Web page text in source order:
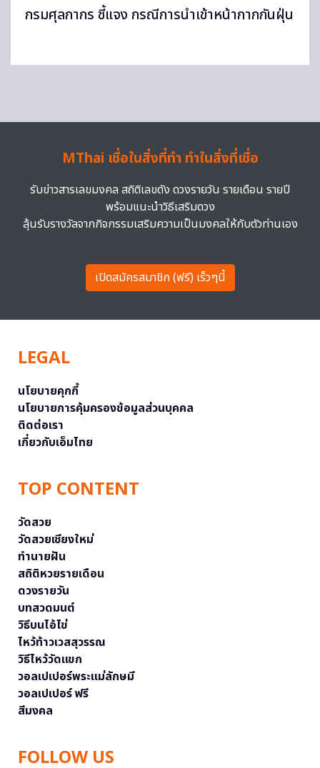
กรมศุลกากร ชี้แจง กรณีการนำเข้าหน้ากากกันฝุ่น
MThai เชื่อในสิ่งที่ทำ ทำในสิ่งที่เชื่อ
รับข่าวสารเลขมงคล สถิติเลขดัง ดวงรายวัน รายเดือน รายปี
พร้อมแนะนำวิธีเสริมดวง
ลุ้นรับรางวัลจากกิจกรรมเสริมความเป็นมงคลให้กับตัวท่านเอง
เปิดสมัครสมาชิก (ฟรี) เร็วๆนี้
LEGAL
นโยบายคุกกี้
นโยบายการคุ้มครองข้อมูลส่วนบุคคล
ติดต่อเรา
เกี่ยวกับเอ็มไทย
TOP CONTENT
วัดสวย
วัดสวยเชียงใหม่
ทำนายฝัน
สถิติหวยรายเดือน
ดวงรายวัน
บทสวดมนต์
วิธีบนไอ้ไข่
ไหว้ท้าวเวสสุวรรณ
วิธีไหว้วัดแขก
วอลเปเปอร์พระแม่ลักษมี
วอลเปเปอร์ ฟรี
สีมงคล
FOLLOW US